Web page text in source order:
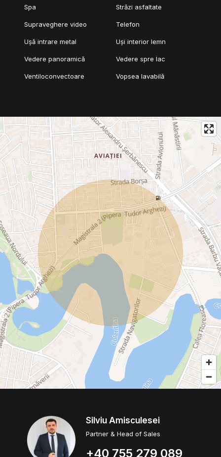
Spa Străzi asfaltate
Supraveghere video Telefon
Ușă intrare metal Uși interior lemn
Vedere panoramică Vedere spre lac
Ventiloconvectoare Vopsea lavabilă
Silviu Amisculesei
Partner & Head of Sales
+40 755 279 089